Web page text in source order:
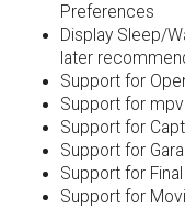
Preferences
Display Sleep/
later
Support for
Support for
Support for
Support for
Support for
Support for